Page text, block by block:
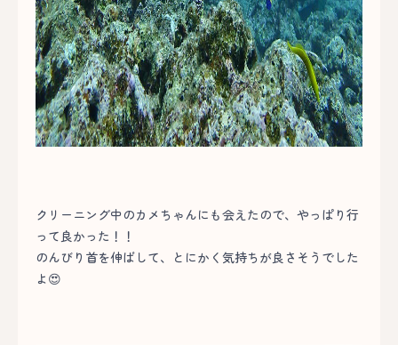
クリーニング中のカメちゃんにも会えたので、やっぱり行
って良かった！！
のんびり首を伸ばして、とにかく気持ちが良さそうでした
よ😍